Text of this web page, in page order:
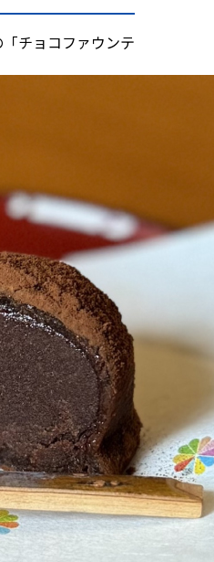
チョコファウンテ